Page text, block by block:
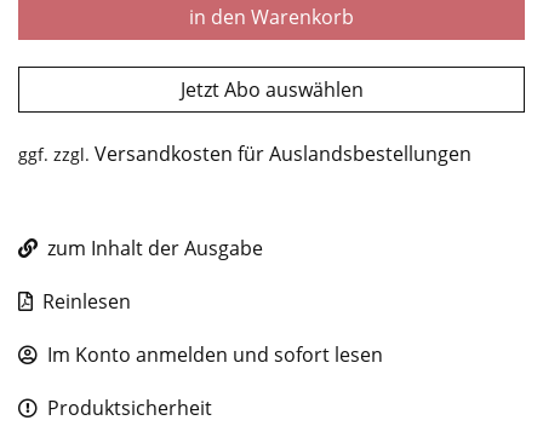
in den Warenkorb
Jetzt Abo auswählen
ggf. zzgl. Versandkosten für Auslandsbestellungen
zum Inhalt der Ausgabe
Reinlesen
Im Konto anmelden und sofort lesen
Produktsicherheit